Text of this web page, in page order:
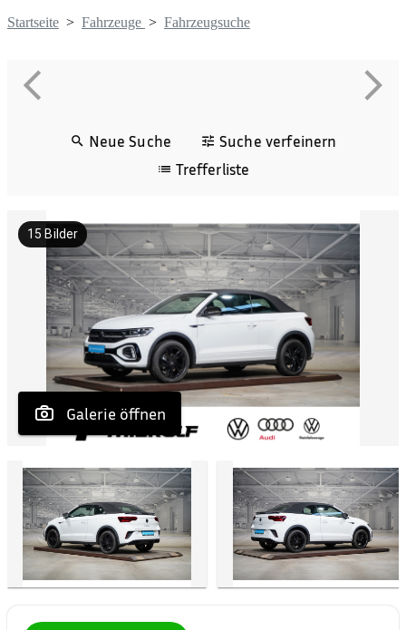
Startseite > Fahrzeuge > Fahrzeugsuche
Neue Suche
Suche verfeinern
Trefferliste
Galerie öffnen
15 Bilder